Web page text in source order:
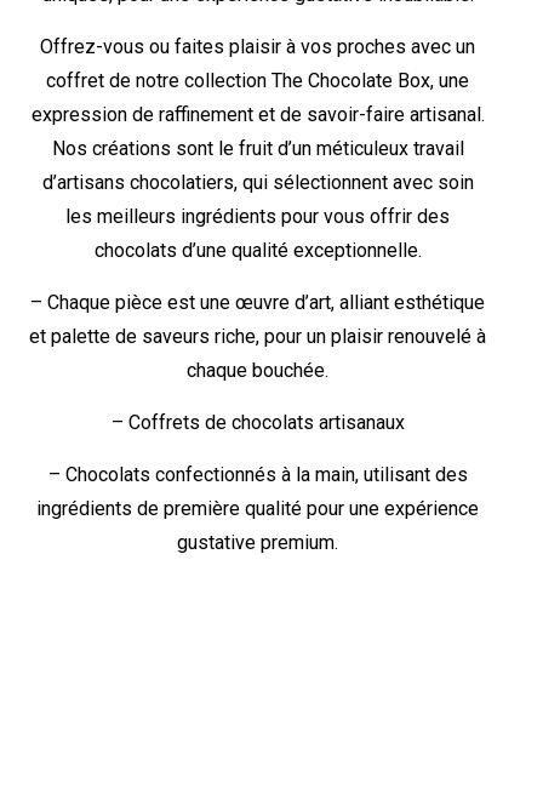
Offrez-vous ou faites plaisir à vos proches avec un
coffret de notre collection The Chocolate Box, une
expression de raffinement et de savoir-faire artisanal.
Nos créations sont le fruit d’un méticuleux travail
d’artisans chocolatiers, qui sélectionnent avec soin
les meilleurs ingrédients pour vous offrir des
chocolats d’une qualité exceptionnelle.
– Chaque pièce est une œuvre d’art, alliant esthétique
et palette de saveurs riche, pour un plaisir renouvelé à
chaque bouchée.
– Coffrets de chocolats artisanaux
– Chocolats confectionnés à la main, utilisant des
ingrédients de première qualité pour une expérience
gustative premium.